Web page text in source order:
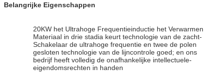
Belangrijke Eigenschappen
20KW het Ultrahoge Frequentieinductie het Verwarmen
Materiaal in drie stadia keurt technologie van de zacht-
Schakelaar de ultrahoge frequentie en twee de polen
gesloten technologie van de lijncontrole goed; en ons
bedrijf heeft volledig de onafhankelijke intellectuele-
eigendomsrechten in handen